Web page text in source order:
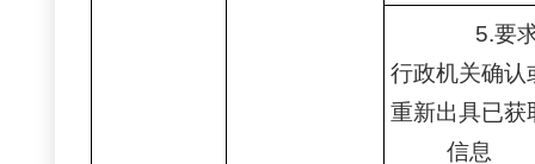
5.要
行政机关确认
重新出具已获
信息